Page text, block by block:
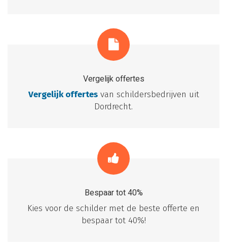
Vergelijk offertes
Vergelijk offertesvan schildersbedrijven uit
Dordrecht.
Bespaar tot 40%
Kies voor de schilder met de beste offerte en
bespaar tot 40%!